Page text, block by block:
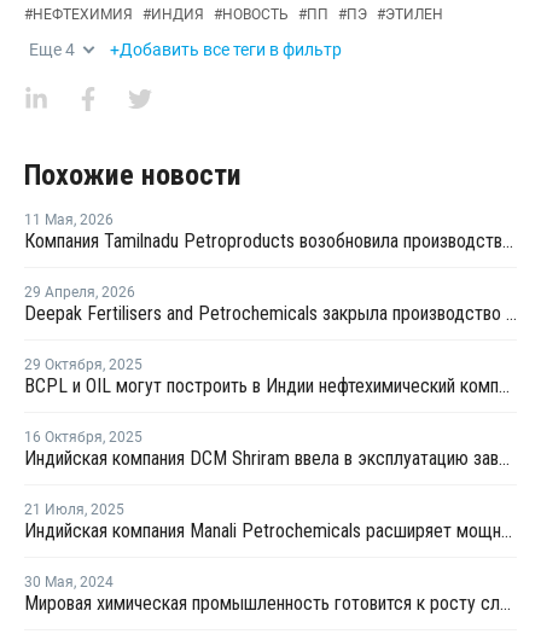
#НЕФТЕХИМИЯ #ИНДИЯ #НОВОСТЬ #ПП #ПЭ #ЭТИЛЕН
Еще4 +Добавить все теги в фильтр
Похожие новости
11 Мая, 2026
Компания Tamilnadu Petroproducts возобновила производство окиси пропилена
29 Апреля, 2026
Deepak Fertilisers and Petrochemicals закрыла производство изопропилового спирта из-за перебоев в поставках пропилена
29 Октября, 2025
BCPL и OIL могут построить в Индии нефтехимический комплекс за USD11,3 млрд
16 Октября, 2025
Индийская компания DCM Shriram ввела в эксплуатацию завод по производству эпихлоргидрина
21 Июля, 2025
Индийская компания Manali Petrochemicals расширяет мощности по производству пропиленгликоля
30 Мая, 2024
Мировая химическая промышленность готовится к росту слияний и поглощений в Японии и Индии в 2024 году